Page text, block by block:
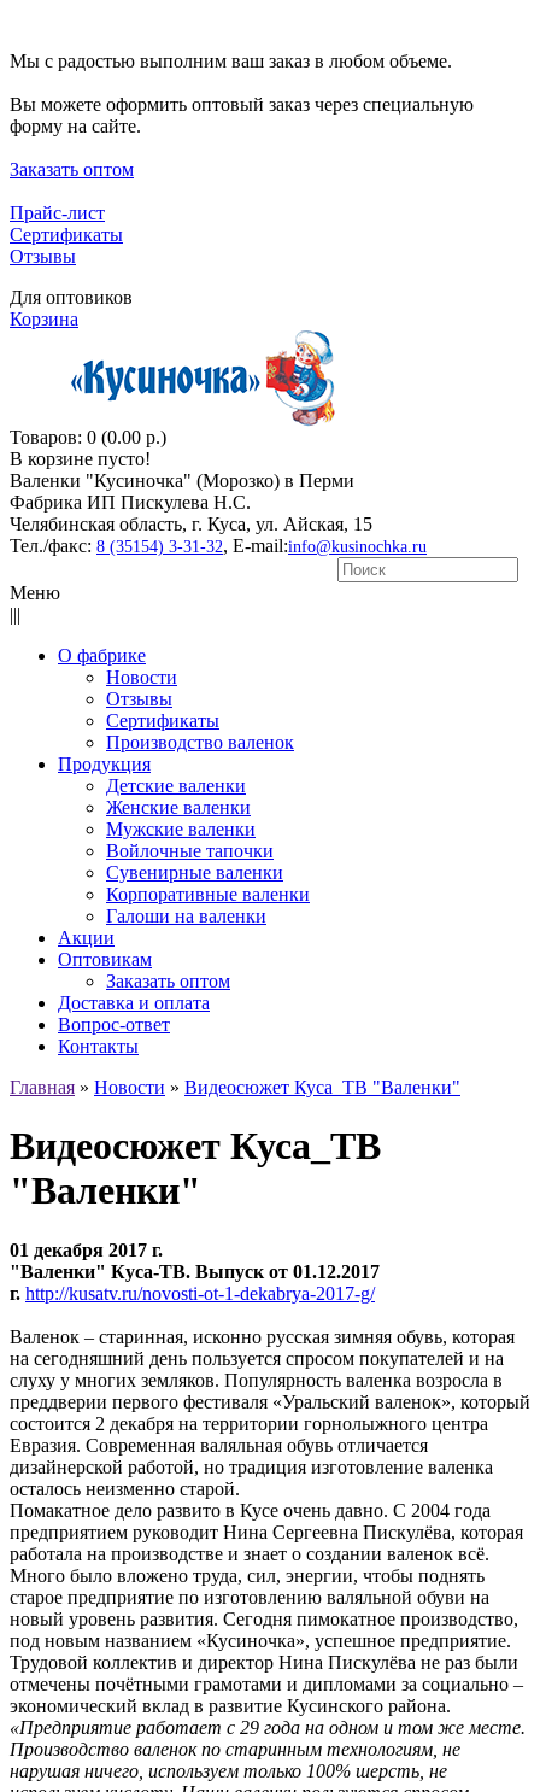
Мы с радостью выполним ваш заказ в любом объеме.
Вы можете оформить оптовый заказ через специальную
форму на сайте.
Заказать оптом
Прайс-лист
Сертификаты
Отзывы
Для оптовиков
Корзина
Товаров: 0 (0.00 р.)
В корзине пусто!
Валенки "Кусиночкa" (Морозко) в Перми
Фабрика ИП Пискулева Н.С.
Челябинская область, г. Куса, ул. Айская, 15
Тел./факс: 8 (35154) 3-31-32, E-mail:info@kusinochka.ru
Меню
|||
О фабрике
Новости
Отзывы
Сертификаты
Производство валенок
Продукция
Детские валенки
Женские валенки
Мужские валенки
Войлочные тапочки
Сувенирные валенки
Корпоративные валенки
Галоши на валенки
Акции
Оптовикам
Заказать оптом
Доставка и оплата
Вопрос-ответ
Контакты
Главная » Новости » Видеосюжет Куса_ТВ "Валенки"
Видеосюжет Куса_ТВ
"Валенки"
01 декабря 2017 г.
"Валенки" Куса-ТВ. Выпуск от 01.12.2017
г. http://kusatv.ru/novosti-ot-1-dekabrya-2017-g/
Валенок – старинная, исконно русская зимняя обувь, которая
на сегодняшний день пользуется спросом покупателей и на
слуху у многих земляков. Популярность валенка возросла в
преддверии первого фестиваля «Уральский валенок», который
состоится 2 декабря на территории горнолыжного центра
Евразия. Современная валяльная обувь отличается
дизайнерской работой, но традиция изготовление валенка
осталось неизменно старой.
Помакатное дело развито в Кусе очень давно. С 2004 года
предприятием руководит Нина Сергеевна Пискулёва, которая
работала на производстве и знает о создании валенок всё.
Много было вложено труда, сил, энергии, чтобы поднять
старое предприятие по изготовлению валяльной обуви на
новый уровень развития. Сегодня пимокатное производство,
под новым названием «Кусиночка», успешное предприятие.
Трудовой коллектив и директор Нина Пискулёва не раз были
отмечены почётными грамотами и дипломами за социально –
экономический вклад в развитие Кусинского района.
«Предприятие работает с 29 года на одном и том же месте.
Производство валенок по старинным технологиям, не
нарушая ничего, используем только 100% шерсть, не